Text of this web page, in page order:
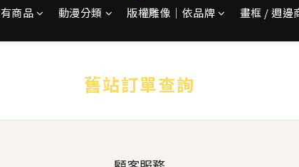
商品 動漫分類 版權雕像｜依品牌 畫框 / 週邊
舊站訂單查詢